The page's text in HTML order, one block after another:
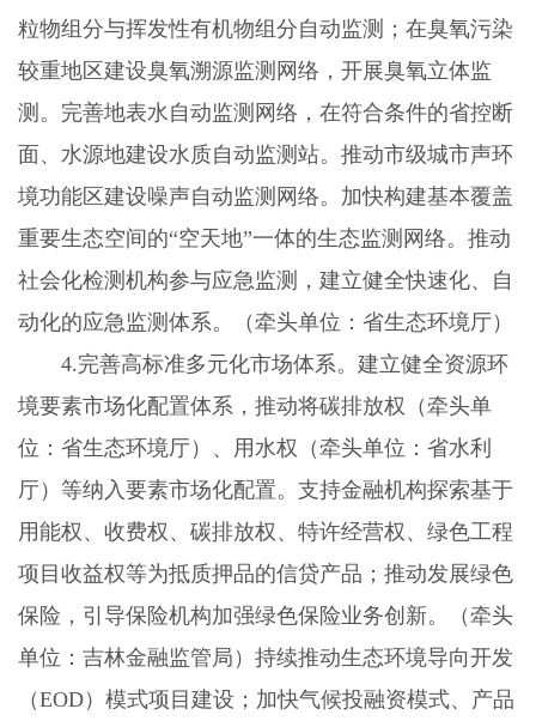
粒物组分与挥发性有机物组分自动监测；在臭氧污染
较重地区建设臭氧溯源监测网络，开展臭氧立体监
测。完善地表水自动监测网络，在符合条件的省控断
面、水源地建设水质自动监测站。推动市级城市声环
境功能区建设噪声自动监测网络。加快构建基本覆盖
重要生态空间的“空天地”一体的生态监测网络。推动
社会化检测机构参与应急监测，建立健全快速化、自
动化的应急监测体系。（牵头单位：省生态环境厅）
4.完善高标准多元化市场体系。建立健全资源环
境要素市场化配置体系，推动将碳排放权（牵头单
位：省生态环境厅）、用水权（牵头单位：省水利
厅）等纳入要素市场化配置。支持金融机构探索基于
用能权、收费权、碳排放权、特许经营权、绿色工程
项目收益权等为抵质押品的信贷产品；推动发展绿色
保险，引导保险机构加强绿色保险业务创新。（牵头
单位：吉林金融监管局）持续推动生态环境导向开发
（EOD）模式项目建设；加快气候投融资模式、产品